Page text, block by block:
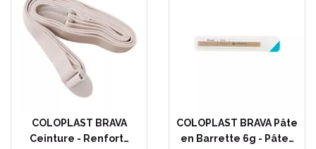
COLOPLAST BRAVA
Ceinture - Renfort…
COLOPLAST BRAVA Pâte
en Barrette 6g - Pâte…